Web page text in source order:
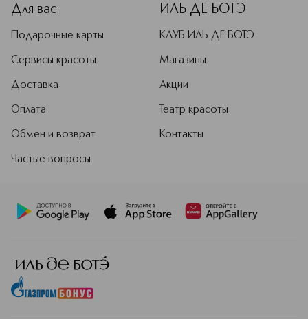
Для вас
Подарочные карты
Сервисы красоты
Доставка
Оплата
Обмен и возврат
Частые вопросы
ИЛЬ ДЕ БОТЭ
КЛУБ ИЛЬ ДЕ БОТЭ
Магазины
Акции
Театр красоты
Контакты